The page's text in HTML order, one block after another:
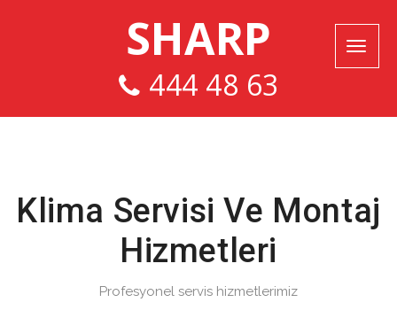
SHARP
444 48 63
Klima Servisi Ve Montaj
Hizmetleri
Profesyonel servis hizmetlerimiz